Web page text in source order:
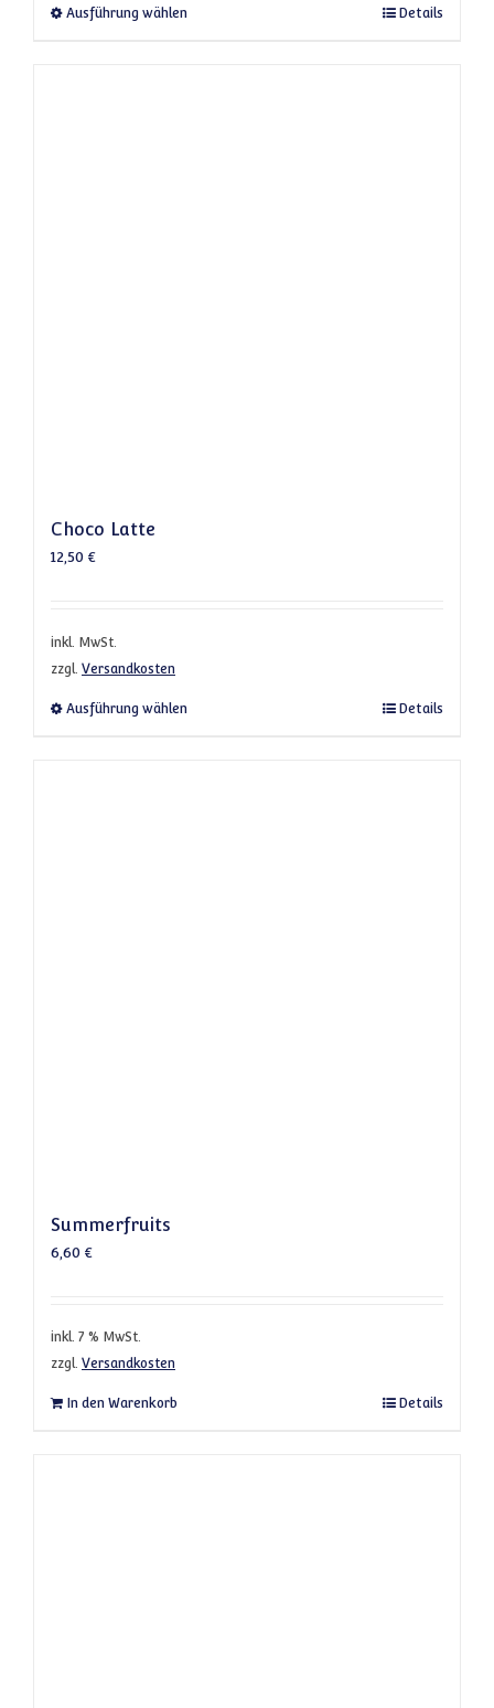
Ausführung wählen Dieses Produkt weist mehrere Varianten
Details
Choco Latte
12,50 €
inkl. MwSt.
zzgl. Versandkosten
Ausführung wählen Dieses Produkt weist mehrere Varianten
Details
Summerfruits
6,60 €
inkl. 7 % MwSt.
zzgl. Versandkosten
In den Warenkorb Details